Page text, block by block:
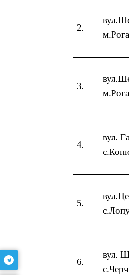
2.
3.
4.
вул.
5.
6.
вул.